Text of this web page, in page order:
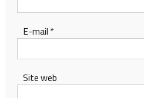
E-mail *
Site web